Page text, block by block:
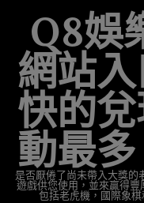
contentQ8娛
網站
快的
動最
是否厭倦了尚未帶入大獎的
遊戲供您使用，並來贏得
包括老虎機，國際象